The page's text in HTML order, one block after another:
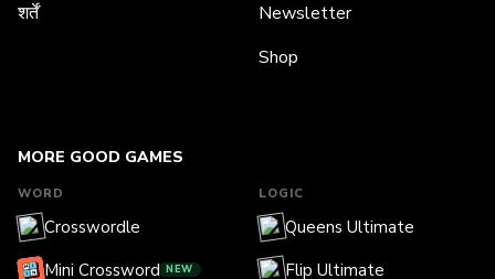
MORE GOOD GAMES
WORD
Crosswordle
Mini Crossword NEW
LOGIC
Queens Ultimate
Flip Ultimate
शर्तें
Newsletter
Shop